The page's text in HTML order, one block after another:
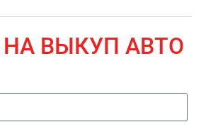
НА ВЫКУП АВТО